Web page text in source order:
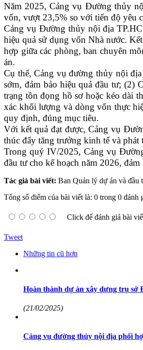
Năm 2025,Cảng vụ Đường thủy
vốn, vượt 23,5% so với tiến độ yêu
Cảng vụ Đường thủy nội địa
hiệu quả sử dụng vốn Nhà nước.
hợp giữa các phòng, ban chuyên
án.
Cụ thể, Cảng vụ đường thủy nội
sớm, đảm bảo hiệu quả đầu tư; (2)
trạng tồn đọng hồ sơ hoặc kéo dài
xác khối lượng và dòng vốn thực
quy định, đúng mục tiêu.
Với kết quả đạt được, Cảng vụ
thúc đẩy tăng trưởng kinh tế và
Trong quý IV/2025, Cảng vụ
đầu tư cho kế hoạch năm 2026,
Tác giả bài viết: Ban Quản lý dự án và đầu
Tổng số điểm của bài viết là: 0 trong 0 đánh
Click để đánh giá bài
Tweet
Những tin cũ hơn
Hoàn thành dự án xây dựng trụ sở
(21/02/2025)
Cảng vụ đường thủy nội địa phối